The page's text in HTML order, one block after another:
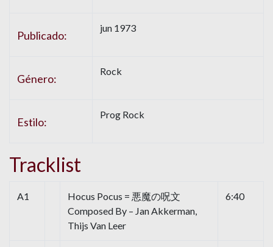
Publicado:
jun 1973
Género:
Rock
Estilo:
Prog Rock
Tracklist
A1
Hocus Pocus = 悪魔の呪文
Composed By – Jan Akkerman,
Thijs Van Leer
6:40